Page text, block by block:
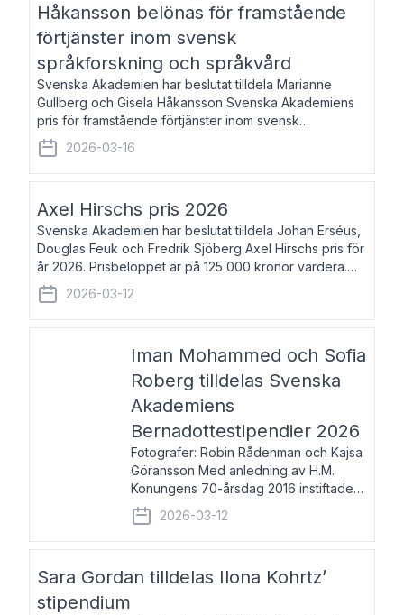
Håkansson belönas för framstående
förtjänster inom svensk
språkforskning och språkvård
Svenska Akademien har beslutat tilldela Marianne
Gullberg och Gisela Håkansson Svenska Akademiens
pris för framstående förtjänster inom svensk
språkforskning och språkvård till minne av Carl Gabriel
och Karin Forsberg för år 2026. Prissumma
2026-03-16
Axel Hirschs pris 2026
Svenska Akademien har beslutat tilldela Johan Erséus,
Douglas Feuk och Fredrik Sjöberg Axel Hirschs pris för
år 2026. Prisbeloppet är på 125 000 kronor vardera.
Johan Erséus, född 1959, är fackboksförfattare och
journalist med mångårigt för
2026-03-12
Iman Mohammed och Sofia
Roberg tilldelas Svenska
Akademiens
Bernadottestipendier 2026
Fotografer: Robin Rådenman och Kajsa
Göransson Med anledning av H.M.
Konungens 70-årsdag 2016 instiftade
fem av de kungliga akademierna det så
kallade Bernadotteprogrammet med
syfte att genom stipendier erbjuda stöd
2026-03-12
Sara Gordan tilldelas Ilona Kohrtz’
stipendium